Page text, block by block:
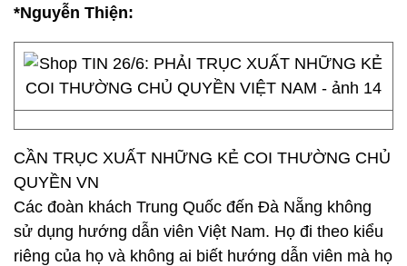
*Nguyễn Thiện:
CẦN TRỤC XUẤT NHỮNG KẺ COI THƯỜNG CHỦ
QUYỀN VN
Các đoàn khách Trung Quốc đến Đà Nẵng không
sử dụng hướng dẫn viên Việt Nam. Họ đi theo kiểu
riêng của họ và không ai biết hướng dẫn viên mà họ